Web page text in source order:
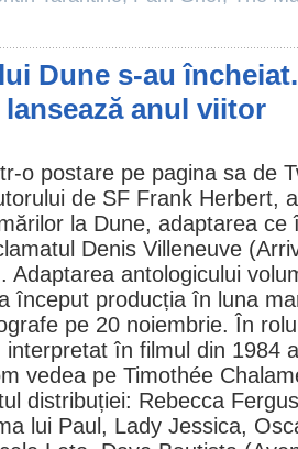
Dune s-au
anul viitor
o postare pe pagina sa de
de SF Frank Herbert,
la Dune, adaptarea ce
Denis Villeneuve
Adaptarea antologicului
început producția în luna
pe 20 noiembrie. În
interpretat în filmul din 1984
vedea pe Timothée
distribuției: Rebecca
lui Paul, Lady Jessica,